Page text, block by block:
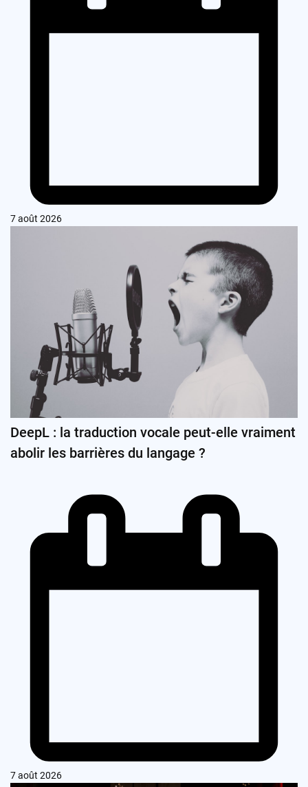
7 août 2026
DeepL : la traduction vocale peut-elle vraiment
abolir les barrières du langage ?
7 août 2026